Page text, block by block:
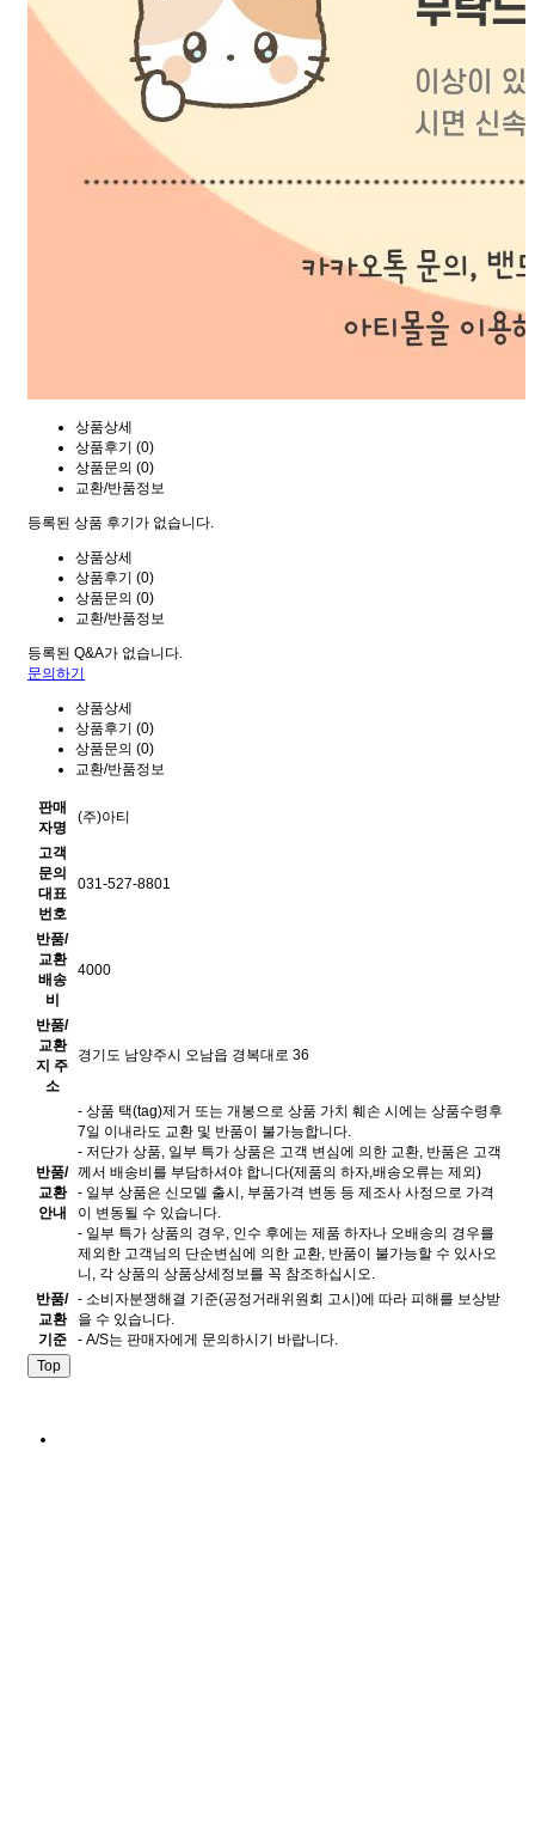
상품상세
상품후기 (0)
상품문의 (0)
교환/반품정보
등록된 상품 후기가 없습니다.
상품상세
상품후기 (0)
상품문의 (0)
교환/반품정보
등록된 Q&A가 없습니다.
문의하기
상품상세
상품후기 (0)
상품문의 (0)
교환/반품정보
판매
자명
(주)아티
고객
문의
대표
번호
031-527-8801
반품/
교환
배송
비
4000
반품/
교환
지 주
소
경기도 남양주시 오남읍 경복대로 36
반품/
교환
안내
- 상품 택(tag)제거 또는 개봉으로 상품 가치 훼손 시에는 상품수령후
7일 이내라도 교환 및 반품이 불가능합니다.
- 저단가 상품, 일부 특가 상품은 고객 변심에 의한 교환, 반품은 고객
께서 배송비를 부담하셔야 합니다(제품의 하자,배송오류는 제외)
- 일부 상품은 신모델 출시, 부품가격 변동 등 제조사 사정으로 가격
이 변동될 수 있습니다.
- 일부 특가 상품의 경우, 인수 후에는 제품 하자나 오배송의 경우를
제외한 고객님의 단순변심에 의한 교환, 반품이 불가능할 수 있사오
니, 각 상품의 상품상세정보를 꼭 참조하십시오.
반품/
교환
기준
- 소비자분쟁해결 기준(공정거래위원회 고시)에 따라 피해를 보상받
을 수 있습니다.
- A/S는 판매자에게 문의하시기 바랍니다.
Top